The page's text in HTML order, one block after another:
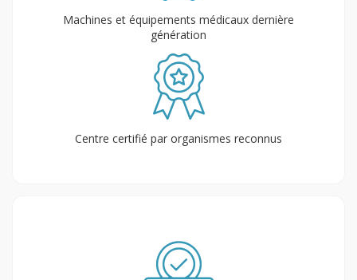
Machines et équipements médicaux dernière
génération
Centre certifié par organismes reconnus